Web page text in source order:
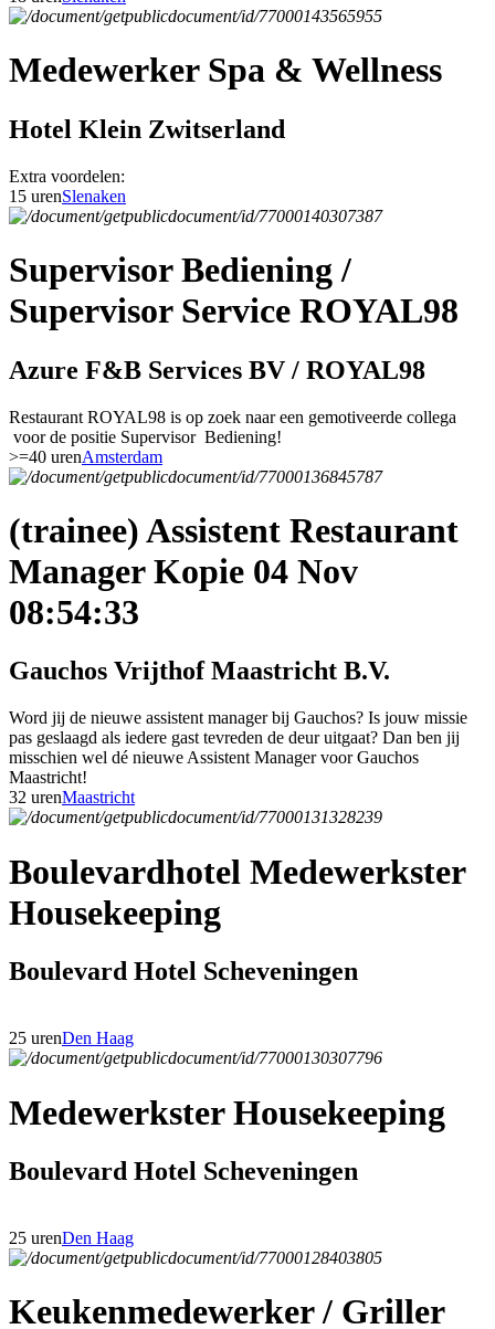
Medewerker Spa & Wellness
Hotel Klein Zwitserland
Extra voordelen:
15 urenSlenaken
Supervisor Bediening /
Supervisor Service ROYAL98
Azure F&B Services BV / ROYAL98
Restaurant ROYAL98 is op zoek naar een gemotiveerde collega
voor de positie Supervisor Bediening!
>=40 urenAmsterdam
(trainee) Assistent Restaurant
Manager Kopie 04 Nov
08:54:33
Gauchos Vrijthof Maastricht B.V.
Word jij de nieuwe assistent manager bij Gauchos? Is jouw missie
pas geslaagd als iedere gast tevreden de deur uitgaat? Dan ben jij
misschien wel dé nieuwe Assistent Manager voor Gauchos
Maastricht!
32 urenMaastricht
Boulevardhotel Medewerkster
Housekeeping
Boulevard Hotel Scheveningen
25 urenDen Haag
Medewerkster Housekeeping
Boulevard Hotel Scheveningen
25 urenDen Haag
Keukenmedewerker / Griller